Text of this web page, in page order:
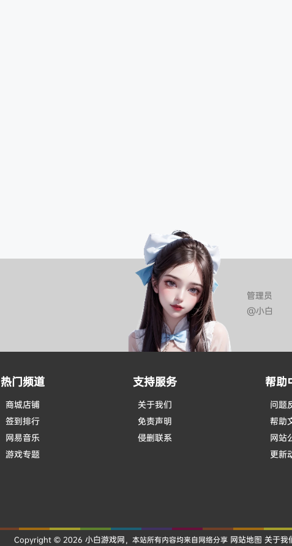
管理员
@小白
热门频道
商城店铺
签到排行
网易音乐
游戏专题
支持服务
关于我们
免责声明
侵删联系
帮助
问题
帮助
网站
更新
Copyright © 2026 小白游戏网，本站所有内容均来自网络分享 网站地图 关于我